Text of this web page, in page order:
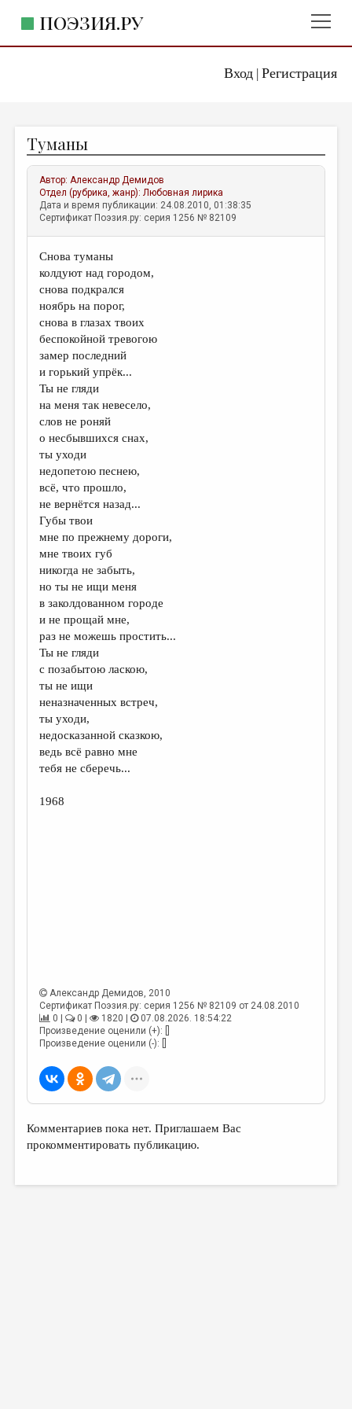
Вход| Регистрация
ПОЭЗИЯ.РУ
ЖАНРЫ
АВТОРЫ
КОММЕНТАРИИ
ЛИТСАЛОН
НОВОСТИ
ПРАВИЛА САЙТА
ОТДЕЛЫ И РУБРИКИ
ИЗБРАННОЕ
ДАЙДЖЕСТ
ПРОИЗВЕДЕНИЯ
ПЕРЕВОДЫ
КОНКУРСЫ
ДЕТСКАЯ КОМНАТА
КНИЖНАЯ ПОЛКА
ОБЗОР ЛИТЕРАТУРЫ
СТРАНИЦЫ ПАМЯТИ
ОБЪЯВЛЕНИЯ
РЕДКОЛЛЕГИЯ
ОТ РЕДАКЦИИ
МАЛАЯ ПРОЗА
ЭССЕИСТИКА
ЛИТЕРАТУРОВЕДЕНИЕ
Туманы
Автор:Александр Демидов
Отдел (рубрика, жанр):Любовная лирика
Дата и время публикации: 24.08.2010, 01:38:35
Сертификат Поэзия.ру: серия 1256 № 82109
Снова туманы
колдуют над городом,
снова подкрался
ноябрь на порог,
снова в глазах твоих
беспокойной тревогою
замер последний
и горький упрёк...
Ты не гляди
на меня так невесело,
слов не роняй
о несбывшихся снах,
ты уходи
недопетою песнею,
всё, что прошло,
не вернётся назад...
Губы твои
мне по прежнему дороги,
мне твоих губ
никогда не забыть,
но ты не ищи меня
в заколдованном городе
и не прощай мне,
раз не можешь простить...
Ты не гляди
с позабытою ласкою,
ты не ищи
неназначенных встреч,
ты уходи,
недосказанной сказкою,
ведь всё равно мне
тебя не сберечь...
1968
Александр Демидов, 2010
Сертификат Поэзия.ру: серия 1256 № 82109 от 24.08.2010
0 |
0 | 1820 |
07.08.2026. 18:54:22
Произведение оценили (+): []
Произведение оценили (-): []
Комментариев пока нет. Приглашаем Вас
прокомментировать публикацию.